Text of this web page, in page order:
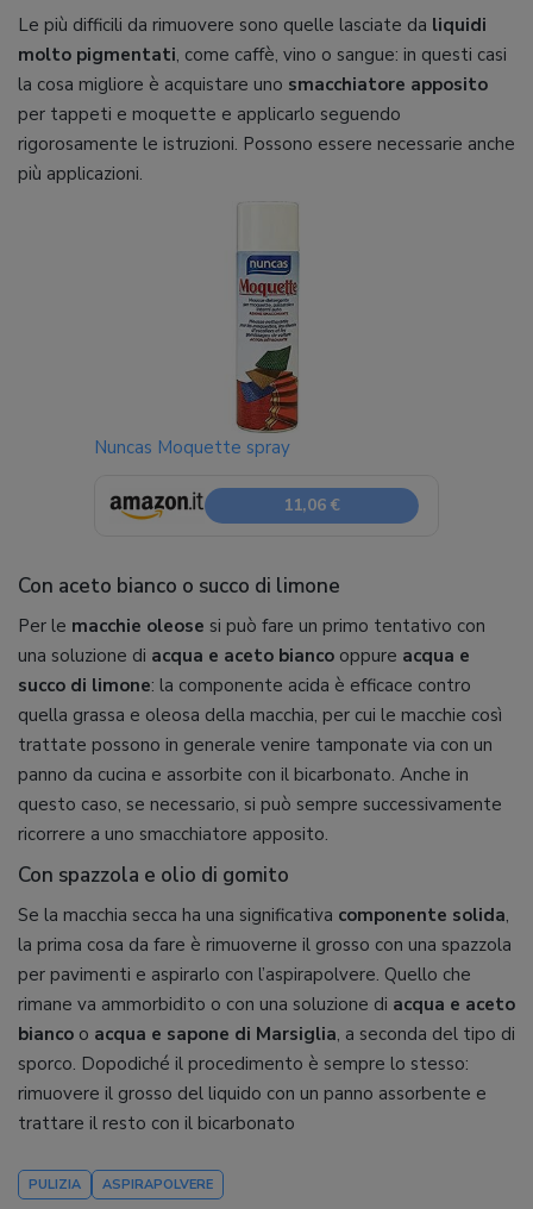
Le più difficili da rimuovere sono quelle lasciate da liquidi
molto pigmentati, come caffè, vino o sangue: in questi casi
la cosa migliore è acquistare uno smacchiatore apposito
per tappeti e moquette e applicarlo seguendo
rigorosamente le istruzioni. Possono essere necessarie anche
più applicazioni.
Nuncas Moquette spray
11,06 €
Con aceto bianco o succo di limone
Per le macchie oleose si può fare un primo tentativo con
una soluzione di acqua e aceto bianco oppure acqua e
succo di limone: la componente acida è efficace contro
quella grassa e oleosa della macchia, per cui le macchie così
trattate possono in generale venire tamponate via con un
panno da cucina e assorbite con il bicarbonato. Anche in
questo caso, se necessario, si può sempre successivamente
ricorrere a uno smacchiatore apposito.
Con spazzola e olio di gomito
Se la macchia secca ha una significativa componente solida,
la prima cosa da fare è rimuoverne il grosso con una spazzola
per pavimenti e aspirarlo con l’aspirapolvere. Quello che
rimane va ammorbidito o con una soluzione di acqua e aceto
bianco o acqua e sapone di Marsiglia, a seconda del tipo di
sporco. Dopodiché il procedimento è sempre lo stesso:
rimuovere il grosso del liquido con un panno assorbente e
trattare il resto con il bicarbonato
PULIZIA ASPIRAPOLVERE